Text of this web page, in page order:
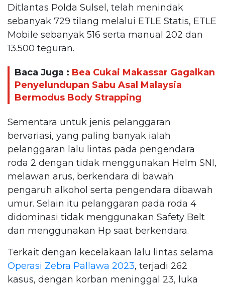
Ditlantas Polda Sulsel, telah menindak
sebanyak 729 tilang melalui ETLE Statis, ETLE
Mobile sebanyak 516 serta manual 202 dan
13.500 teguran.
Baca Juga : Bea Cukai Makassar Gagalkan
Penyelundupan Sabu Asal Malaysia
Bermodus Body Strapping
Sementara untuk jenis pelanggaran
bervariasi, yang paling banyak ialah
pelanggaran lalu lintas pada pengendara
roda 2 dengan tidak menggunakan Helm SNI,
melawan arus, berkendara di bawah
pengaruh alkohol serta pengendara dibawah
umur. Selain itu pelanggaran pada roda 4
didominasi tidak menggunakan Safety Belt
dan menggunakan Hp saat berkendara.
Terkait dengan kecelakaan lalu lintas selama
Operasi Zebra Pallawa 2023, terjadi 262
kasus, dengan korban meninggal 23, luka